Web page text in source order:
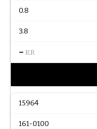
0.8
3.8
– KR
15964
161-0100